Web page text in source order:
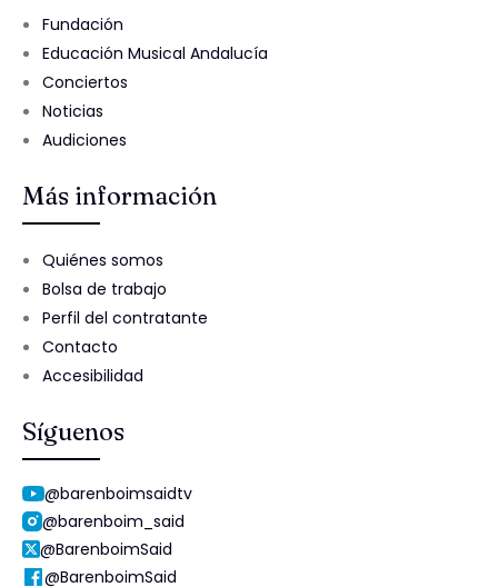
Fundación
Educación Musical Andalucía
Conciertos
Noticias
Audiciones
Más información
Quiénes somos
Bolsa de trabajo
Perfil del contratante
Contacto
Accesibilidad
Síguenos
@barenboimsaidtv
@barenboim_said
@BarenboimSaid
@BarenboimSaid